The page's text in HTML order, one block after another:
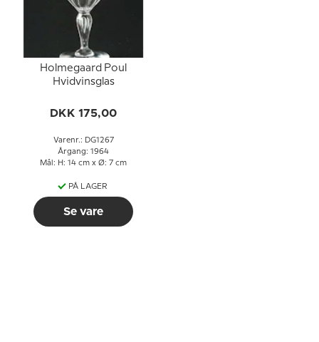
Holmegaard Poul
Hvidvinsglas
DKK 175,00
Varenr.: DG1267
Årgang: 1964
Mål: H: 14 cm x Ø: 7 cm
PÅ LAGER
Se vare